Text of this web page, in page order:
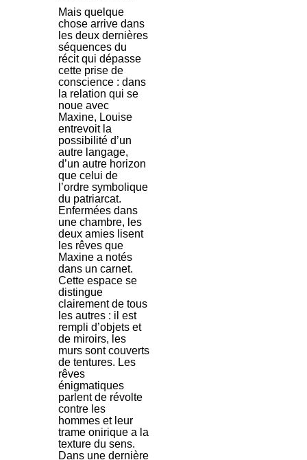
Mais quelque
chose arrive dans
les deux dernières
séquences du
récit qui dépasse
cette prise de
conscience : dans
la relation qui se
noue avec
Maxine, Louise
entrevoit la
possibilité d’un
autre langage,
d’un autre horizon
que celui de
l’ordre symbolique
du patriarcat.
Enfermées dans
une chambre, les
deux amies lisent
les rêves que
Maxine a notés
dans un carnet.
Cette espace se
distingue
clairement de tous
les autres : il est
rempli d’objets et
de miroirs, les
murs sont couverts
de tentures. Les
rêves
énigmatiques
parlent de révolte
contre les
hommes et leur
trame onirique a la
texture du sens.
Dans une dernière